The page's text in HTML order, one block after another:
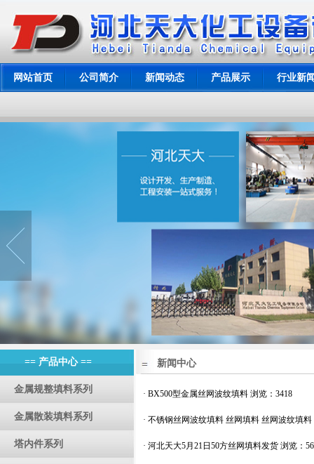
网站首页 公司简介 新闻动态 产品展示 行业新
== 产品中心 ==
金属规整填料系列
金属散装填料系列
塔内件系列
新闻中心
· BX500型金属丝网波纹填料 浏览：3418
· 不锈钢丝网波纹填料 丝网填料 丝网波纹填料
· 河北天大5月21日50方丝网填料发货 浏览：